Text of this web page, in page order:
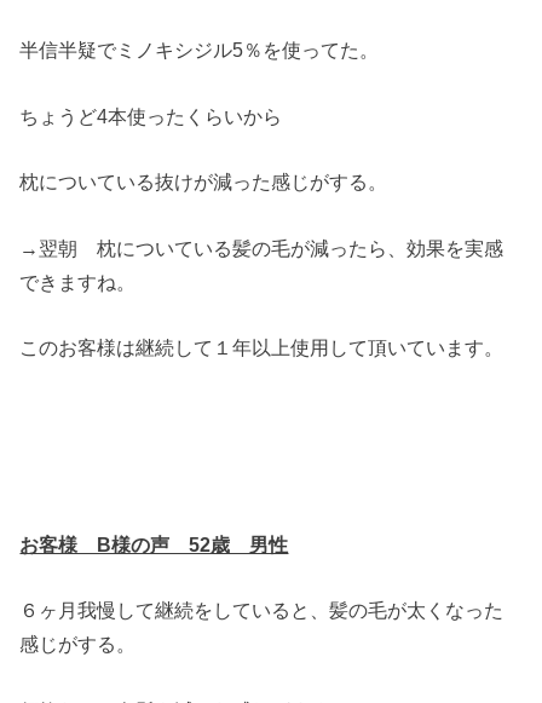
半信半疑でミノキシジル5％を使ってた。
ちょうど4本使ったくらいから
枕についている抜けが減った感じがする。
→翌朝 枕についている髪の毛が減ったら、効果を実感
できますね。
このお客様は継続して１年以上使用して頂いています。
お客様 B様の声 52歳 男性
６ヶ月我慢して継続をしていると、髪の毛が太くなった
感じがする。